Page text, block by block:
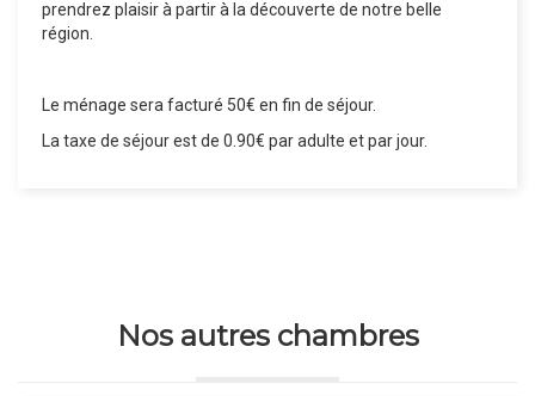
prendrez plaisir à partir à la découverte de notre belle
région.
Le ménage sera facturé 50€ en fin de séjour.
La taxe de séjour est de 0.90€ par adulte et par jour.
Nos autres chambres